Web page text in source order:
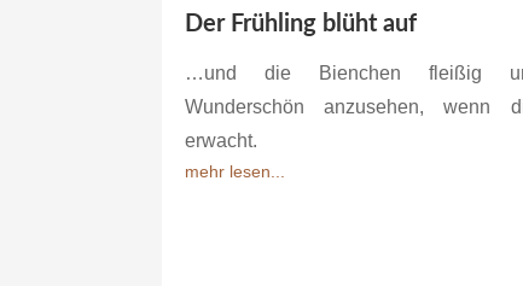
Der Frühling blüht auf
…und die Bienchen fleißig
Wunderschön anzusehen, wenn
erwacht.
mehr lesen...